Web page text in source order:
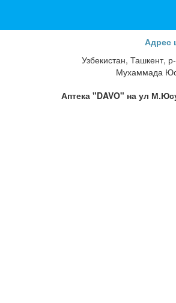
Адрес
Узбекистан, Ташкент,
Мухаммада
Аптека "DAVO" на ул